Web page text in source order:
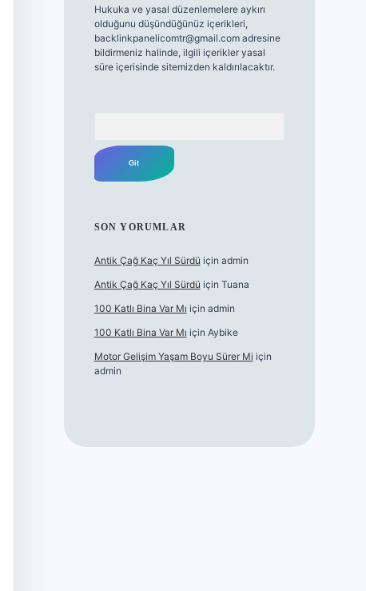
Hukuka ve yasal düzenlemelere aykırı
olduğunu düşündüğünüz içerikleri,
backlinkpanelicomtr@gmail.comadresine
bildirmeniz halinde, ilgili içerikler yasal
süre içerisinde sitemizden kaldırılacaktır.
SON YORUMLAR
Antik Çağ Kaç Yıl Sürdü için admin
Antik Çağ Kaç Yıl Sürdü için Tuana
100 Katlı Bina Var Mı için admin
100 Katlı Bina Var Mı için Aybike
Motor Gelişim Yaşam Boyu Sürer Mi için
admin